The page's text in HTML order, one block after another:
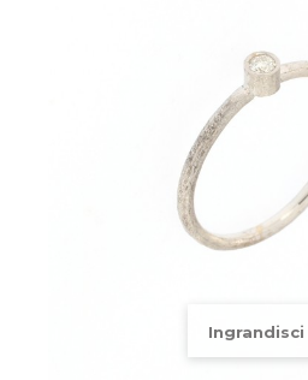
Ingrandisci